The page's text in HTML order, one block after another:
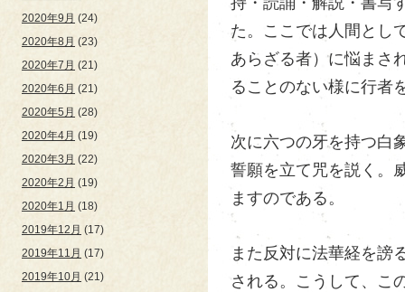
2020年9月 (24)
2020年8月 (23)
2020年7月 (21)
2020年6月 (21)
2020年5月 (28)
2020年4月 (19)
2020年3月 (22)
2020年2月 (19)
2020年1月 (18)
2019年12月 (17)
2019年11月 (17)
2019年10月 (21)
た。ここでは人間とし
あらざる者）に悩まさ
ることのない様に行者
次に六つの牙を持つ白
誓願を立て咒を説く。
ますのである。
また反対に法華経を謗
される。こうして、こ